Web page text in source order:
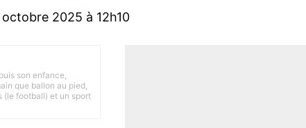
octobre 2025 à 12h10
son enfance,
que ballon au pied,
(le football) et un sport